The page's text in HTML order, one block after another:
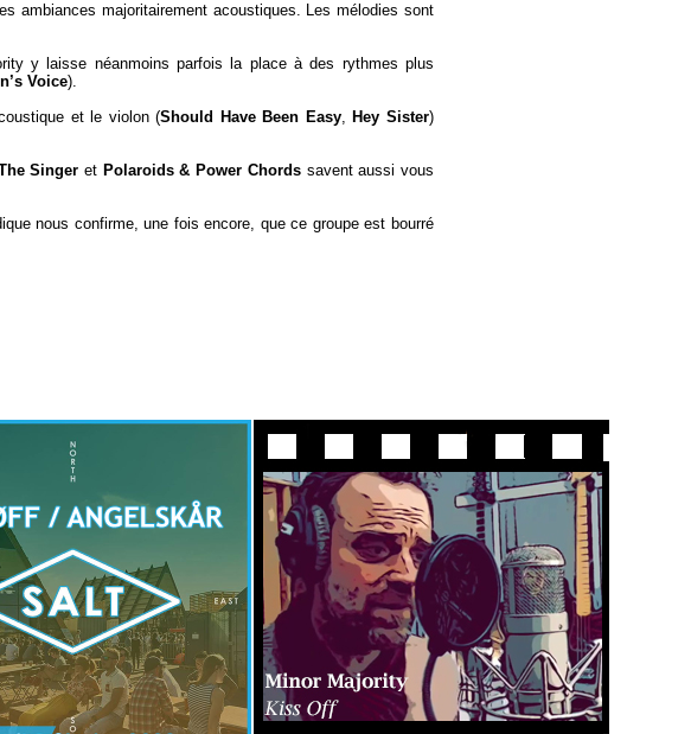
ambiances majoritairement acoustiques. Les mélodies sont
y laisse néanmoins parfois la place à des rythmes plus
Voice).
et le violon (Should Have Been Easy, Hey Sister)
Singer et Polaroids & Power Chordssavent aussi vous
nous confirme, une fois encore, que ce groupe est bourré